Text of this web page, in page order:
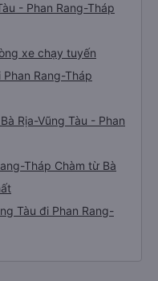
- Phan Rang-Tháp
xe chạy tuyến
Rang-Tháp
Rịa-Vũng Tàu - Phan
Tháp Chàm từ Bà
Tàu đi Phan Rang-